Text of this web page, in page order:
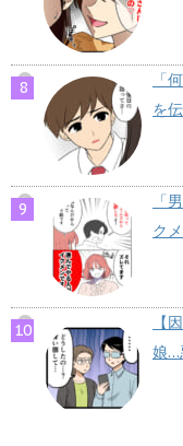
「
を
「
ク
【
娘…